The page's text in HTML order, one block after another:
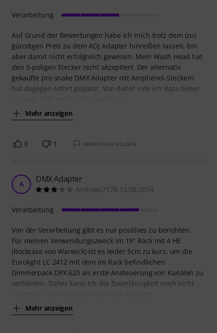
Auf Grund der Bewertungen habe ich mich trotz dem (zu)
günstigen Preis zu dem ADJ Adapter hinreißen lassen, bin
aber damit nicht erfolgreich gewesen. Mein Wash Head hat
den 5-poligen Stecker nicht akzeptiert. Der alternativ
gekaufte pro snake DMX Adapter mit Amphenol-Steckern
hat dagegen sofort gepasst. Von daher rate ich dazu lieber
Mehr anzeigen
Verarbeitung
0 1 BEWERTUNG MELDEN
A DMX Adapter
Andreas7178 12.08.2014
Von der Verarbeitung gibt es nur positives zu berichten.
Für meinen Verwendungszweck im 19" Rack mit 4 HE
(Rockcase von Warwick) ist es leider 5cm zu kurz, um die
Eurolight LC 2412 mit dem im Rack befindlichen
Dimmerpack DPX 620 als erste Ansteuerung von Kanälen zu
verbinden. Daher kann ich die Zuverlässigkeit noch nicht
Mehr anzeigen
Verarbeitung